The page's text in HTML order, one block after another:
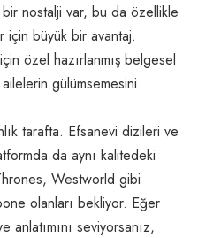
nostalji var, bu da özellikle
için büyük bir avantaj.
özel hazırlanmış belgesel
gülümsemesini
tarafta. Efsanevi dizileri ve
da aynı kalitedeki
Westworld gibi
olanları bekliyor. Eğer
anlatımını seviyorsanız,